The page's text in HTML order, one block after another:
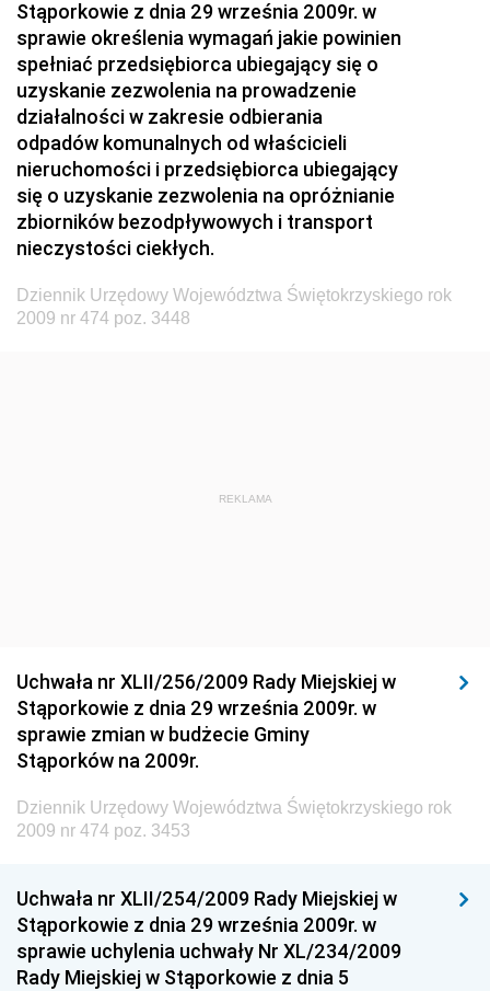
Przemysłu Maszynowego
Dziennik Urzędowy Ministerstwa Zdrowia i Opieki
Społecznej
Dziennik Urzędowy Ministerstwa Rolnictwa, Leśnictwa
i Gospodarki Żywnościowej
Dziennik Urzędowy Ministra Spraw Wewnętrznych
Dziennik Urzędowy Ministra Transportu, Budownictwa
i Gospodarki Morskiej
Dziennik Urzędowy Ministra Administracji i Cyfryzacji
Dziennik Urzędowy Głównego Inspektora Ochrony
Dziennik Urzędowy Ministra Budownictwa i Przemysłu
Środowiska
Dziennik Urzędowy Ministerstwa Administracji,
Gospodarki Terenowej i Ochrony Środowiska
Gospodarki Przestrzennej
Dziennik Urzędowy Ministerstwa Przemysłu
Chemicznego i Lekkiego
Dziennik Urzędowy Ministerstwa Rolnictwa i
Stąporkowie z dnia 29 września 2009r. w
sprawie określenia wymagań jakie powinien
spełniać przedsiębiorca ubiegający się o
uzyskanie zezwolenia na prowadzenie
działalności w zakresie odbierania
odpadów komunalnych od właścicieli
nieruchomości i przedsiębiorca ubiegający
się o uzyskanie zezwolenia na opróżnianie
zbiorników bezodpływowych i transport
nieczystości ciekłych.
Dziennik Urzędowy Województwa Świętokrzyskiego rok
2009 nr 474 poz. 3448
REKLAMA
Uchwała nr XLII/256/2009 Rady Miejskiej w
Stąporkowie z dnia 29 września 2009r. w
sprawie zmian w budżecie Gminy
Stąporków na 2009r.
Dziennik Urzędowy Województwa Świętokrzyskiego rok
2009 nr 474 poz. 3453
Uchwała nr XLII/254/2009 Rady Miejskiej w
Stąporkowie z dnia 29 września 2009r. w
sprawie uchylenia uchwały Nr XL/234/2009
Rady Miejskiej w Stąporkowie z dnia 5